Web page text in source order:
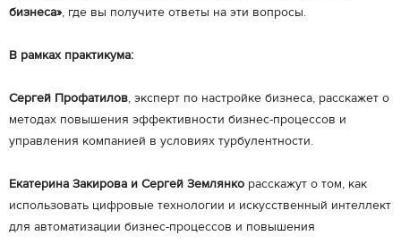
бизнеса», где вы получите ответы на эти вопросы.
В рамках практикума:
Сергей Профатилов, эксперт по настройке бизнеса, расскажет о
методах повышения эффективности бизнес-процессов и
управления компанией в условиях турбулентности.
Екатерина Закирова и Сергей Землянко расскажут о том, как
использовать цифровые технологии и искусственный интеллект
для автоматизации бизнес-процессов и повышения